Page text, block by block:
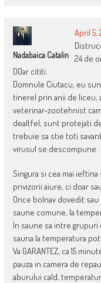
Nadabaica Catalin
April 5,
24 de
DOar cititi.
Domnule Ciutacu, eu
tinerel prin anii de liceu,
veterinar-zootehnist
dealtfel, sunt protejati
trebuie sa stie toti
virusul se descompune.
Singura si cea mai
privizorii aiure, ci doar
Orice bolnav dovedit
saune comune, la
In saune sa intre grupuri
sauna la temperatura
Va GARANTEZ, ca 15
pauza in camera de
aburului cald,